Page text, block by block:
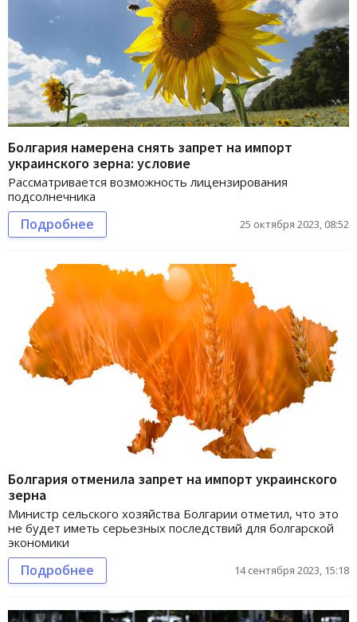
Болгария намерена снять запрет на импорт
украинского зерна: условие
Рассматривается возможность лицензирования
подсолнечника
Подробнее 25 октября 2023, 08:52
Болгария отменила запрет на импорт украинского
зерна
Министр сельского хозяйства Болгарии отметил, что это
не будет иметь серьезных последствий для болгарской
экономики
Подробнее 14 сентября 2023, 15:18